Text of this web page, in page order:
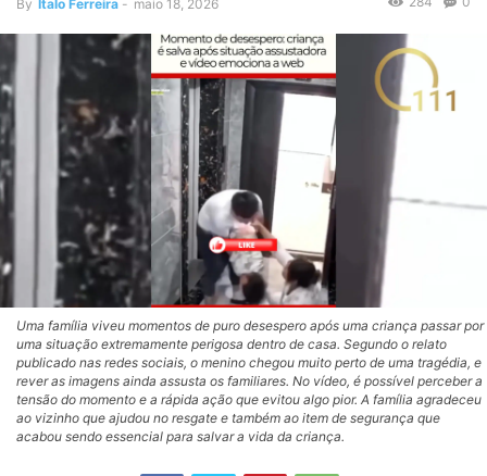
By Italo Ferreira - maio 18, 2026
Uma família viveu momentos de puro desespero após uma criança passar por
uma situação extremamente perigosa dentro de casa. Segundo o relato
publicado nas redes sociais, o menino chegou muito perto de uma tragédia, e
rever as imagens ainda assusta os familiares. No vídeo, é possível perceber a
tensão do momento e a rápida ação que evitou algo pior. A família agradeceu
ao vizinho que ajudou no resgate e também ao item de segurança que
acabou sendo essencial para salvar a vida da criança.